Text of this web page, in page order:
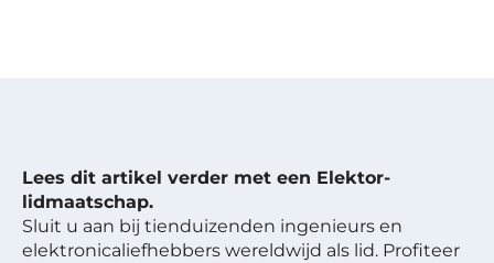
Lees dit artikel verder met een Elektor-
lidmaatschap.
Sluit u aan bij tienduizenden ingenieurs en
elektronicaliefhebbers wereldwijd als lid. Profiteer